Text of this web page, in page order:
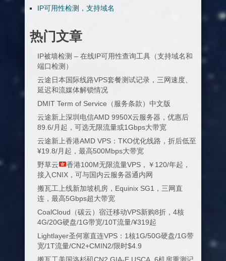
IP可用性检测，支持域名
热门文章
IP被墙检测 – 在线IP可用性查询工具（支持域名和
端口检测）
云途日本国际线路VPS套餐测试记录，三网速度、
延迟和流媒体解锁情况
DMIT Term of Service（服务条款）中文版
云途新上深圳电信AMD 9950X云服务器，优惠后
89.6/月起，可选无限流量或1Gbps大带宽
云途新上香港AMD VPS：TKO优化线路，折后低至
¥19.8/月起，最高500Mbps大带宽
野草云
香港100M无限流量VPS，￥120/年起，
接入CNIX，可与国内云服务器通内网
搬瓦工上线新加坡机房，Equinix SG1，三网直
连，最高5Gbps超大带宽
CoalCloud（碳云）宿迁移动VPS新购8折，4核
4G/20G硬盘/1G带宽/10T流量/¥319起
Lightlayer圣何塞直连VPS：1核1G/50G硬盘/1G带
宽/1T流量/CN2+CMIN2/限时$4.9